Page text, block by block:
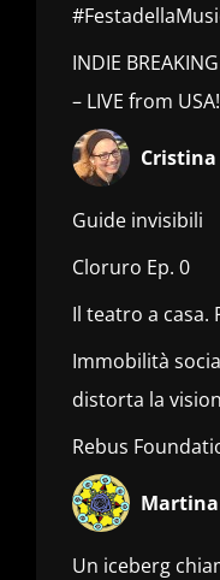
INDIE
– LIVE from
Guide invisibili
Cloruro Ep. 0
Il teatro a casa.
Immobilità
distorta la
Rebus
Un iceberg